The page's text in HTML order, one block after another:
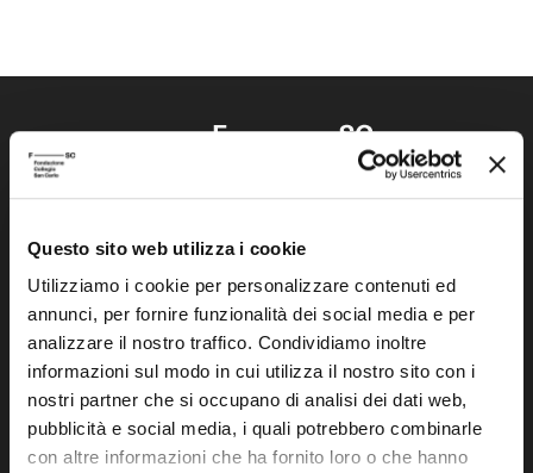
Questo sito web utilizza i cookie
Utilizziamo i cookie per personalizzare contenuti ed
annunci, per fornire funzionalità dei social media e per
analizzare il nostro traffico. Condividiamo inoltre
informazioni sul modo in cui utilizza il nostro sito con i
nostri partner che si occupano di analisi dei dati web,
pubblicità e social media, i quali potrebbero combinarle
con altre informazioni che ha fornito loro o che hanno
Fondazione Collegio San Carlo
Via San Carlo 5
41121 Modena (MO)
P.I. 00641060363
tel. 059.421211
info@fondazionesancarlo.it